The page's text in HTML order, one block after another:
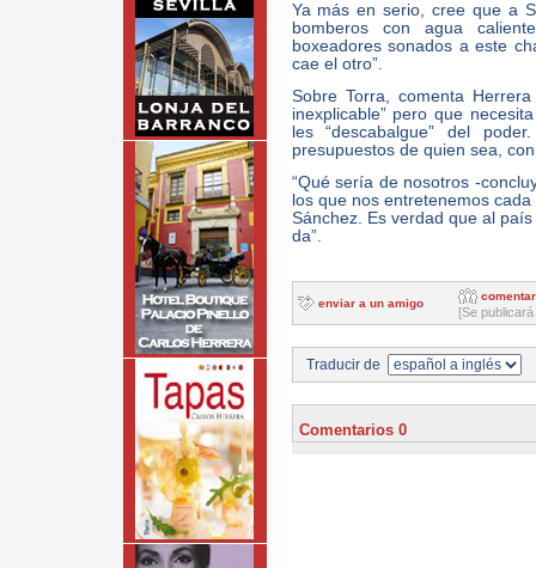
Ya más en serio, cree que a
bomberos con agua
boxeadores sonados a este
cae el otro”.
Sobre Torra, comenta
inexplicable” pero que
les “descabalgue” del
presupuestos de quien sea,
“Qué sería de nosotros -
los que nos entretenemos
Sánchez. Es verdad que al
da”.
enviar a un amigo
comentar
[Se
Traducir de
Comentarios 0